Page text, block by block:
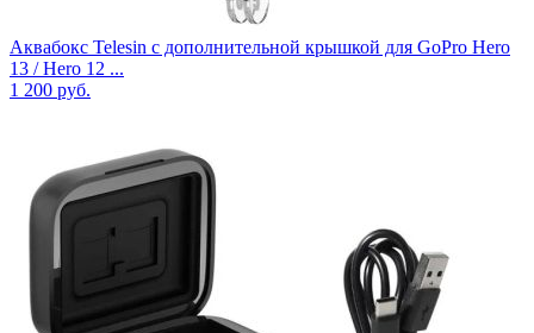
Аквабокс Telesin с дополнительной крышкой для GoPro Hero
13 / Hero 12 ...
1 200 руб.